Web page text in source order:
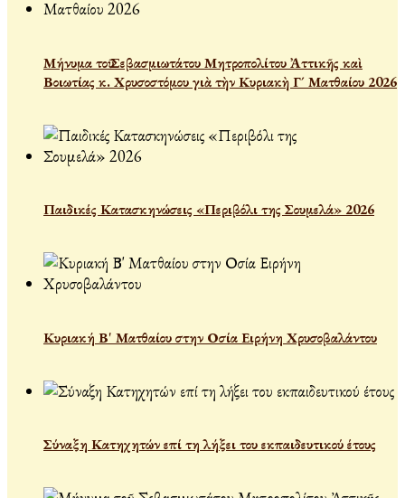
Μήνυμα τοῦ Σεβασμιωτάτου Μητροπολίτου Ἀττικῆς καὶ
Βοιωτίας κ. Χρυσοστόμου γιὰ τὴν Κυριακὴ Γ´ Ματθαίου 2026
Παιδικές Κατασκηνώσεις «Περιβόλι της Σουμελά» 2026
Κυριακή Β' Ματθαίου στην Οσία Ειρήνη Χρυσοβαλάντου
Σύναξη Κατηχητών επί τη λήξει του εκπαιδευτικού έτους